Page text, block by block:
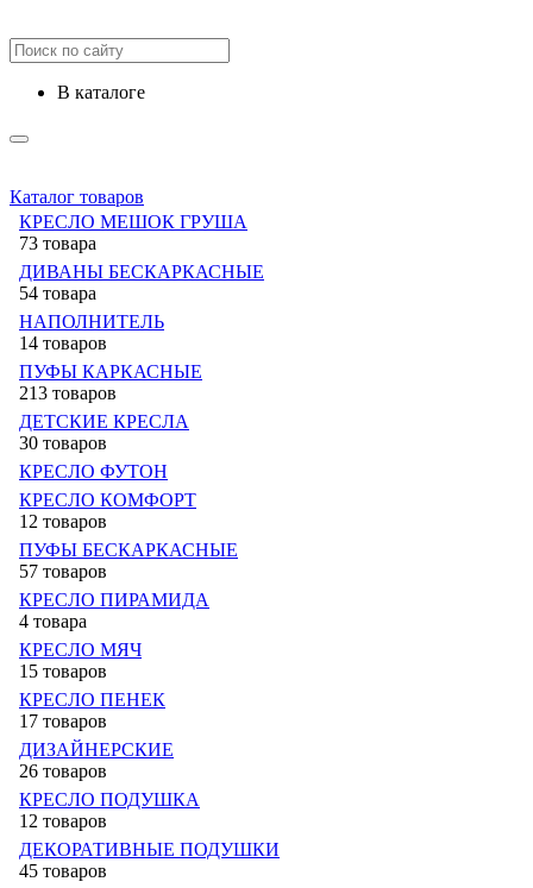
в каталоге
Каталог товаров
КРЕСЛО МЕШОК ГРУША
73 товара
ДИВАНЫ БЕСКАРКАСНЫЕ
54 товара
НАПОЛНИТЕЛЬ
14 товаров
ПУФЫ КАРКАСНЫЕ
213 товаров
ДЕТСКИЕ КРЕСЛА
30 товаров
КРЕСЛО ФУТОН
КРЕСЛО КОМФОРТ
12 товаров
ПУФЫ БЕСКАРКАСНЫЕ
57 товаров
КРЕСЛО ПИРАМИДА
4 товара
КРЕСЛО МЯЧ
15 товаров
КРЕСЛО ПЕНЕК
17 товаров
ДИЗАЙНЕРСКИЕ
26 товаров
КРЕСЛО ПОДУШКА
12 товаров
ДЕКОРАТИВНЫЕ ПОДУШКИ
45 товаров